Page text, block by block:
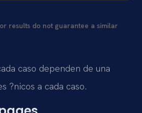
results do not guarantee a similar
caso dependen de una
?nicos a cada caso.